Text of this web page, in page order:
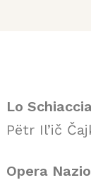
Lo
Pëtr Il’ič
Opera